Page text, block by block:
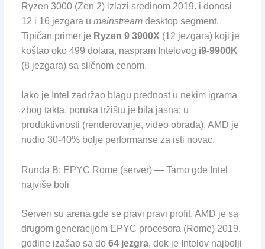
Ryzen 3000 (Zen 2) izlazi sredinom 2019. i donosi
12 i 16 jezgara u mainstreamdesktop segment.
Tipičan primer je Ryzen 9 3900X (12 jezgara) koji je
koštao oko 499 dolara, naspram Intelovog i9-9900K
(8 jezgara) sa sličnom cenom.
Iako je Intel zadržao blagu prednost u nekim igrama
zbog takta, poruka tržištu je bila jasna: u
produktivnosti (renderovanje, video obrada), AMD je
nudio 30-40% bolje performanse za isti novac.
Runda B: EPYC Rome (server) — Tamo gde Intel
najviše boli
Serveri su arena gde se pravi pravi profit. AMD je sa
drugom generacijom EPYC procesora (Rome) 2019.
godine izašao sa do 64 jezgra, dok je Intelov najbolji